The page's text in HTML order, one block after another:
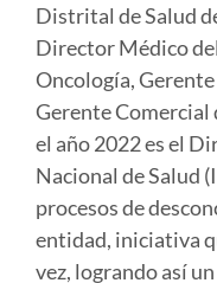
Distrital de Salud
Director Médico
Oncología, Gerente
Gerente Comercial
el año 2022 es el
Nacional de Salud
procesos de
entidad, iniciativa
vez, logrando así